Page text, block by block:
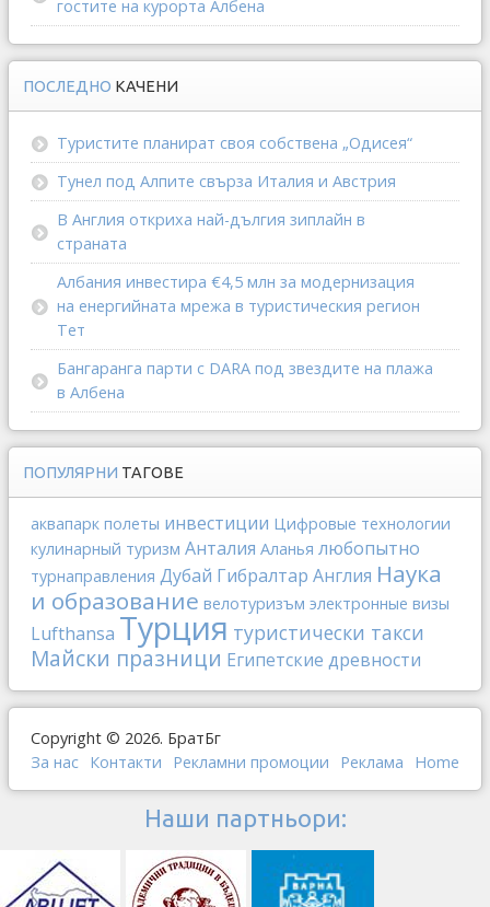
гостите на курорта Албена
ПОСЛЕДНО КАЧЕНИ
Туристите планират своя собствена „Одисея“
Тунел под Алпите свърза Италия и Австрия
В Англия откриха най-дългия зиплайн в
страната
Албания инвестира €4,5 млн за модернизация
на енергийната мрежа в туристическия регион
Тет
Бангаранга парти с DARA под звездите на плажа
в Албена
ПОПУЛЯРНИ ТАГОВЕ
аквапарк полеты инвестиции Цифровые технологии
кулинарный туризм Анталия Аланья любопытно
турнаправления Дубай Гибралтар Англия Наука
и образование велотуризъм электронные визы
Lufthansa Турция туристически такси
Майски празници Египетские древности
Copyright © 2026. БратБг
За нас Контакти Рекламни промоции Реклама Home
Наши партньори: